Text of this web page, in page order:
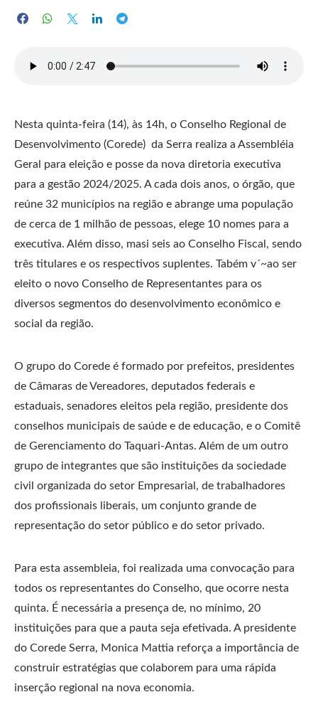
Nesta quinta-feira (14), às 14h, o Conselho Regional de
Desenvolvimento (Corede) da Serra realiza a Assembléia
Geral para eleição e posse da nova diretoria executiva
para a gestão 2024/2025. A cada dois anos, o órgão, que
reúne 32 municípios na região e abrange uma população
de cerca de 1 milhão de pessoas, elege 10 nomes para a
executiva. Além disso, masi seis ao Conselho Fiscal, sendo
três titulares e os respectivos suplentes. Tabém v´~ao ser
eleito o novo Conselho de Representantes para os
diversos segmentos do desenvolvimento econômico e
social da região.
O grupo do Corede é formado por prefeitos, presidentes
de Câmaras de Vereadores, deputados federais e
estaduais, senadores eleitos pela região, presidente dos
conselhos municipais de saúde e de educação, e o Comitê
de Gerenciamento do Taquari-Antas. Além de um outro
grupo de integrantes que são instituições da sociedade
civil organizada do setor Empresarial, de trabalhadores
dos profissionais liberais, um conjunto grande de
representação do setor público e do setor privado.
Para esta assembleia, foi realizada uma convocação para
todos os representantes do Conselho, que ocorre nesta
quinta. É necessária a presença de, no mínimo, 20
instituições para que a pauta seja efetivada. A presidente
do Corede Serra, Monica Mattia reforça a importância de
construir estratégias que colaborem para uma rápida
inserção regional na nova economia.